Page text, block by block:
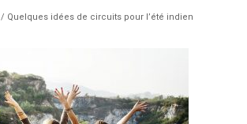
/ Quelques idées de circuits pour l’été indien